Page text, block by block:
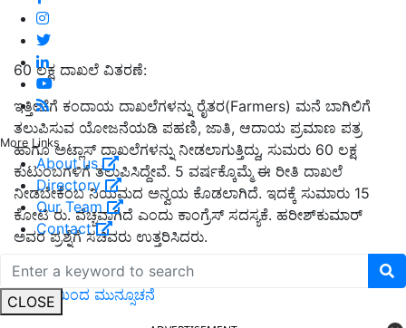
More Links
About us
Directory
Our Team
Contact
CLOSE
60 ಲಕ್ಷ ದಾಖಲೆ ವಿತರಣೆ:
ಇತ್ತೀಚೆಗೆ ಕಂದಾಯ ದಾಖಲೆಗಳನ್ನು ರೈತರ(Farmers) ಮನೆ ಬಾಗಿಲಿಗೆ
ತಲುಪಿಸುವ ಯೋಜನೆಯಡಿ ಪಹಣಿ, ಜಾತಿ, ಆದಾಯ ಪ್ರಮಾಣ ಪತ್ರ
ಹಾಗೂ ಅಟ್ಲಾಸ್‌ ದಾಖಲೆಗಳನ್ನು ನೀಡಲಾಗುತ್ತಿದ್ದು, ಸುಮರು 60 ಲಕ್ಷ
ಕುಟುಂಬಗಳಿಗೆ ತಲುಪಿಸಿದ್ದೇವೆ. 5 ವರ್ಷಕ್ಕೊಮ್ಮೆ ಈ ರೀತಿ ದಾಖಲೆ
ನೀಡಬೇಕೆಂಬ ನಿಯಮದ ಅನ್ವಯ ಕೊಡಲಾಗಿದೆ. ಇದಕ್ಕೆ ಸುಮಾರು 15
ಕೋಟಿ ರು. ವೆಚ್ಚವಾಗಿದೆ ಎಂದು ಕಾಂಗ್ರೆಸ್‌ ಸದಸ್ಯಕೆ. ಹರೀಶ್‌ಕುಮಾರ್‌
ಅವರ ಪ್ರಶ್ನೆಗೆ ಸಚಿವರು ಉತ್ತರಿಸಿದರು.
ಎಚ್ಚರಿಕೆ: ಕರ್ನಾಟಕದಲ್ಲಿ ಭಾರೀ ಮಳೆ! ಭಾರತೀಯ ಹವಾಮಾನ
ಇಲಾಖೆಯಿಂದ ಮುನ್ಸೂಚನೆ